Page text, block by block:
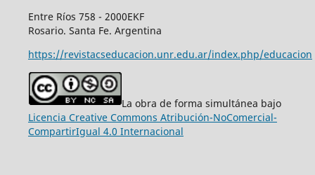
Entre Ríos 758 - 2000EKF
Rosario. Santa Fe. Argentina
https://revistacseducacion.unr.edu.ar/index.php/educacion
La obra de forma simultánea bajo
Licencia Creative Commons Atribución-NoComercial-
CompartirIgual 4.0 Internacional